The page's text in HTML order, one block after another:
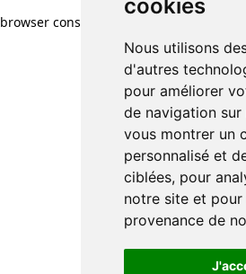
cookies
Nous utilisons
d'autres
pour améliorer
de navigation
vous montrer un
personnalisé et
ciblées, pour
notre site et
provenance de
browser console for more information)